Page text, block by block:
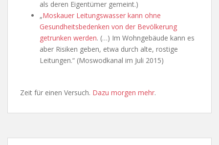
als deren Eigentümer gemeint.)
„Moskauer Leitungswasser kann ohne
Gesundheitsbedenken von der Bevölkerung
getrunken werden. (…) Im Wohngebäude kann es
aber Risiken geben, etwa durch alte, rostige
Leitungen.“ (Moswodkanal im Juli 2015)
Zeit für einen Versuch. Dazu morgen mehr.